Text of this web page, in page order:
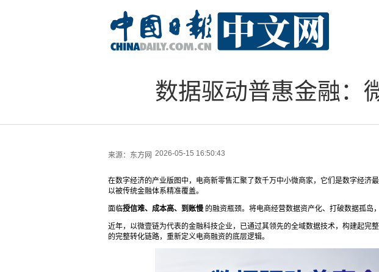
数据驱动普惠金融：
来源： 东方网 2026-05-15 16:50:43
在数字经济的产业版图中，电商新零售汇聚了数千万中小微商家，它们是数字经济
以被传统金融体系精准覆盖。
面临授信难、成本高、到账慢 的融资瓶颈。将电商经营数据资产化、打破数据孤岛
近年，以微壹链为代表的金融科技企业，已通过其领先的全域数据技术，构建起完
的完整转化链路，重新定义电商融资的底层逻辑。